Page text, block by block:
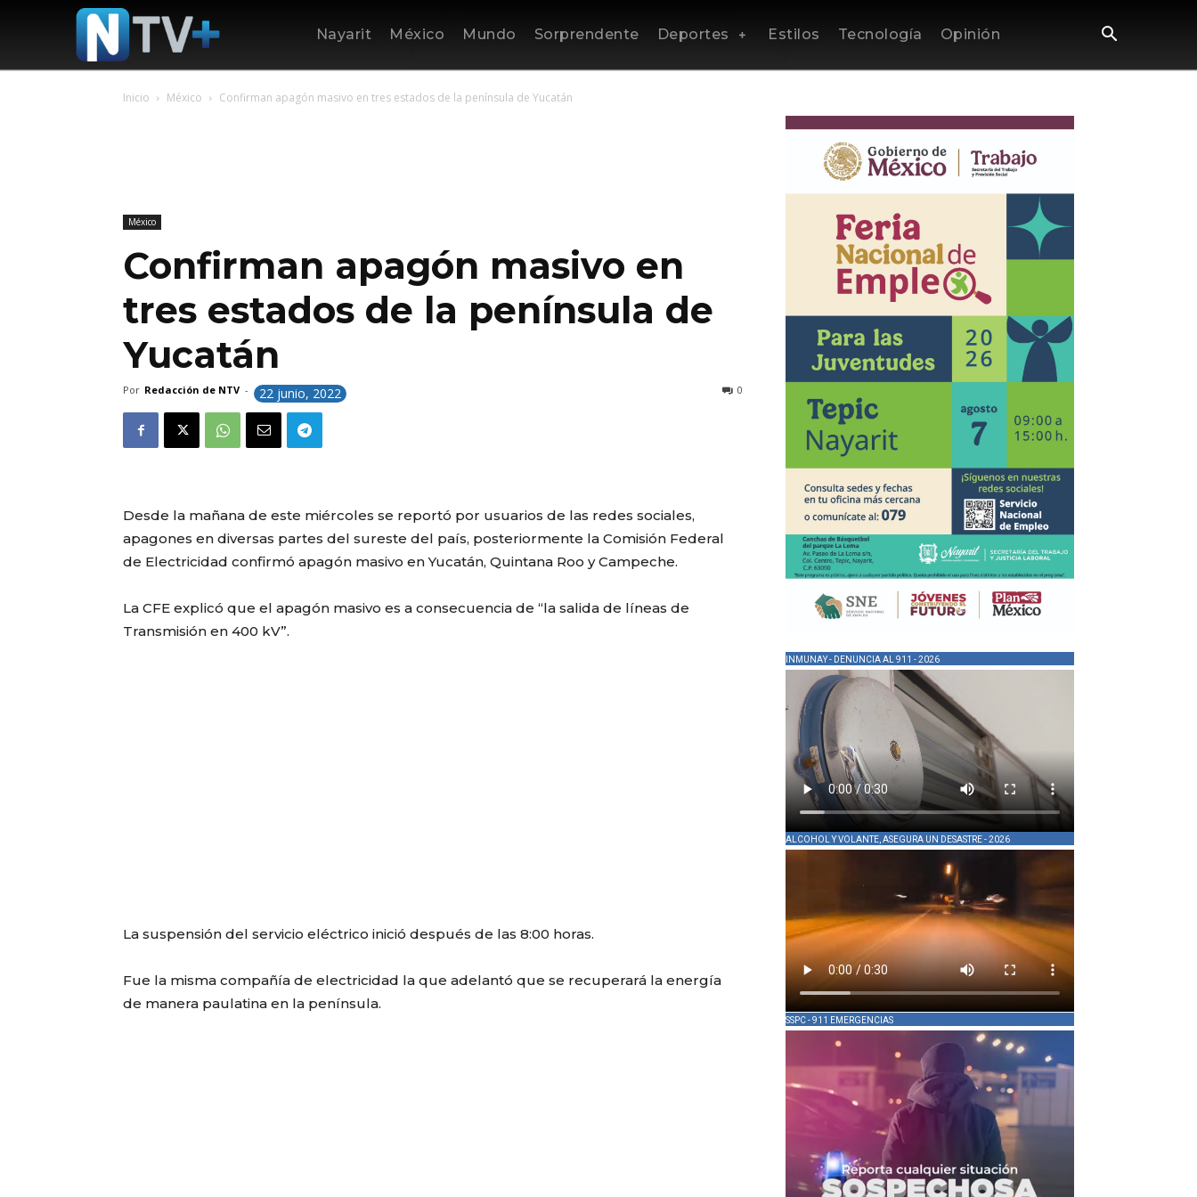
Nayarit México Mundo Sorprendente Deportes Estilos Tecnología Opinión
Inicio México Confirman apagón masivo en tres estados de la península de Yucatán
México
Confirman apagón masivo en
tres estados de la península de
Yucatán
Por Redacción de NTV - 22 junio, 2022 0
Desde la mañana de este miércoles se reportó por usuarios de las redes sociales,
apagones en diversas partes del sureste del país, posteriormente la Comisión Federal
de Electricidad confirmó apagón masivo en Yucatán, Quintana Roo y Campeche.
La CFE explicó que el apagón masivo es a consecuencia de “la salida de líneas de
Transmisión en 400 kV”.
La suspensión del servicio eléctrico inició después de las 8:00 horas.
Fue la misma compañía de electricidad la que adelantó que se recuperará la energía
de manera paulatina en la península.
INMUNAY - DENUNCIA AL 911 - 2026
ALCOHOL Y VOLANTE, ASEGURA UN DESASTRE - 2026
SSPC - 911 EMERGENCIAS